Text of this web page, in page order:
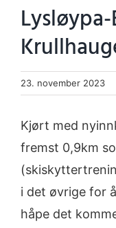
23. november 2023
Kjørt med
fremst 0,9km
i det øvrige for
håpe det